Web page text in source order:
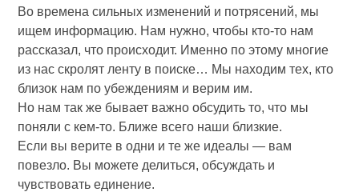
Во времена сильных изменений и потрясений, мы
ищем информацию. Нам нужно, чтобы кто-то нам
рассказал, что происходит. Именно по этому многие
из нас скролят ленту в поиске… Мы находим тех, кто
близок нам по убеждениям и верим им.
Но нам так же бывает важно обсудить то, что мы
поняли с кем-то. Ближе всего наши близкие.
Если вы верите в одни и те же идеалы — вам
повезло. Вы можете делиться, обсуждать и
чувствовать единение.